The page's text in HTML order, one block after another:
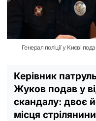
Генерал поліції у Києві
Керівник
Жуков подав у
скандалу: двоє
місця